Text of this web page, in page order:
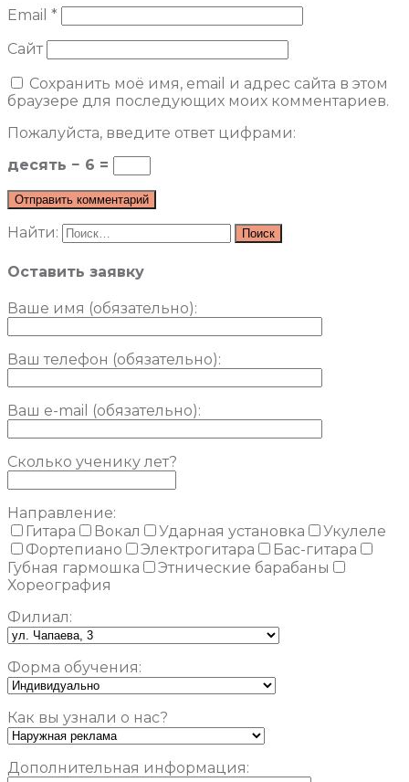
Email *
Сайт
Сохранить моё имя, email и адрес сайта в этом
браузере для последующих моих комментариев.
Пожалуйста, введите ответ цифрами:
десять − 6 =
Найти:
Оставить заявку
Ваше имя (обязательно):
Ваш телефон (обязательно):
Ваш e-mail (обязательно):
Сколько ученику лет?
Направление:
Гитара
Вокал Ударная установка
Укулеле
Фортепиано
Электрогитара
Бас-гитара
Губная гармошка
Этнические барабаны
Хореография
Филиал:
Форма обучения:
Как вы узнали о нас?
Дополнительная информация: